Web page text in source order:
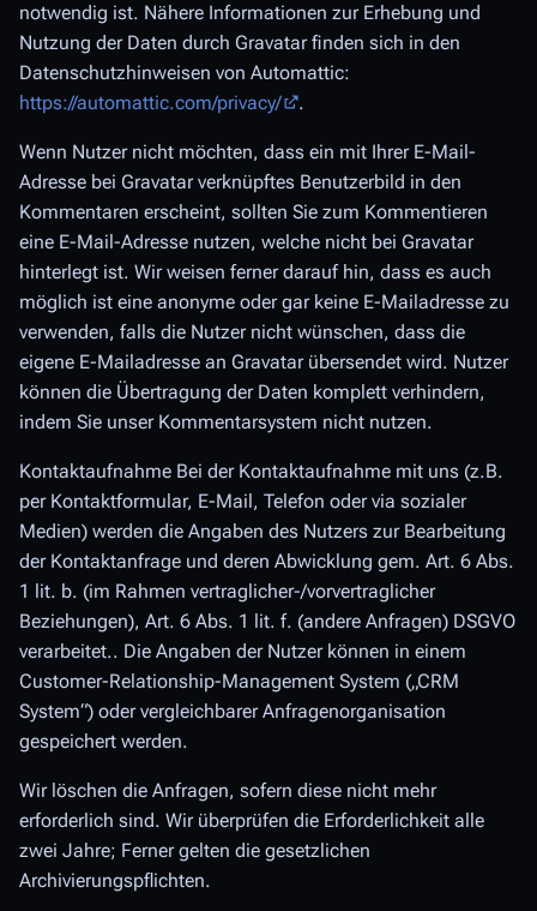
notwendig ist. Nähere Informationen zur Erhebung und
Nutzung der Daten durch Gravatar finden sich in den
Datenschutzhinweisen von Automattic:
https://automattic.com/privacy/
.
Wenn Nutzer nicht möchten, dass ein mit Ihrer E-Mail-
Adresse bei Gravatar verknüpftes Benutzerbild in den
Kommentaren erscheint, sollten Sie zum Kommentieren
eine E-Mail-Adresse nutzen, welche nicht bei Gravatar
hinterlegt ist. Wir weisen ferner darauf hin, dass es auch
möglich ist eine anonyme oder gar keine E-Mailadresse zu
verwenden, falls die Nutzer nicht wünschen, dass die
eigene E-Mailadresse an Gravatar übersendet wird. Nutzer
können die Übertragung der Daten komplett verhindern,
indem Sie unser Kommentarsystem nicht nutzen.
Kontaktaufnahme Bei der Kontaktaufnahme mit uns (z.B.
per Kontaktformular, E-Mail, Telefon oder via sozialer
Medien) werden die Angaben des Nutzers zur Bearbeitung
der Kontaktanfrage und deren Abwicklung gem. Art. 6 Abs.
1 lit. b. (im Rahmen vertraglicher-/vorvertraglicher
Beziehungen), Art. 6 Abs. 1 lit. f. (andere Anfragen) DSGVO
verarbeitet.. Die Angaben der Nutzer können in einem
Customer-Relationship-Management System („CRM
System“) oder vergleichbarer Anfragenorganisation
gespeichert werden.
Wir löschen die Anfragen, sofern diese nicht mehr
erforderlich sind. Wir überprüfen die Erforderlichkeit alle
zwei Jahre; Ferner gelten die gesetzlichen
Archivierungspflichten.